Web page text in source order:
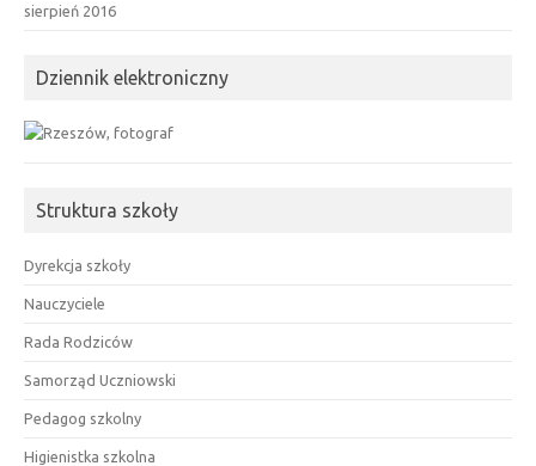
sierpień 2016
Dziennik elektroniczny
Struktura szkoły
Dyrekcja szkoły
Nauczyciele
Rada Rodziców
Samorząd Uczniowski
Pedagog szkolny
Higienistka szkolna